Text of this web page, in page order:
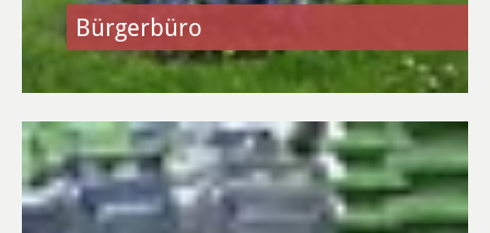
Bürgerbüro
In Heusenstamm wird gebaut
Verkehr & Mobilität
Rund ums Bauen
Wohnen
Stadtumbau